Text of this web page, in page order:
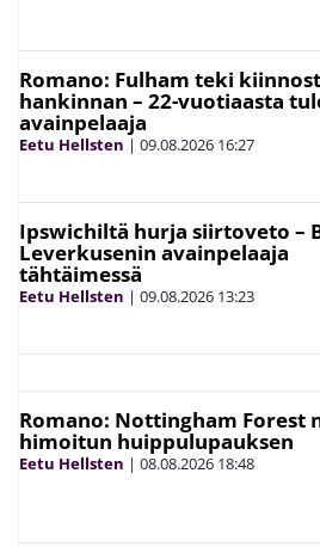
Romano: Fulham teki
hankinnan – 22-vuotiaasta
avainpelaaja
Eetu Hellsten | 09.08.2026 16:27
Ipswichiltä hurja siirtoveto –
Leverkusenin avainpelaaja
tähtäimessä
Eetu Hellsten | 09.08.2026 13:23
Romano: Nottingham Forest
himoitun huippulupauksen
Eetu Hellsten | 08.08.2026 18:48